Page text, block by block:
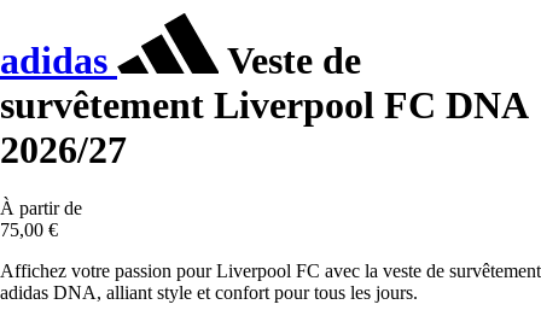
adidas
Veste de
survêtement Liverpool FC DNA
2026/27
À partir de
75,00 €
Affichez votre passion pour Liverpool FC avec la veste de survêtement
adidas DNA, alliant style et confort pour tous les jours.